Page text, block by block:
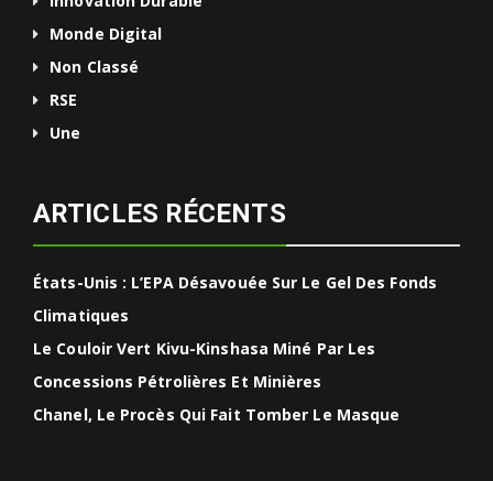
Monde Digital
Non Classé
RSE
Une
ARTICLES RÉCENTS
États-Unis : L’EPA Désavouée Sur Le Gel Des Fonds
Climatiques
Le Couloir Vert Kivu-Kinshasa Miné Par Les
Concessions Pétrolières Et Minières
Chanel, Le Procès Qui Fait Tomber Le Masque